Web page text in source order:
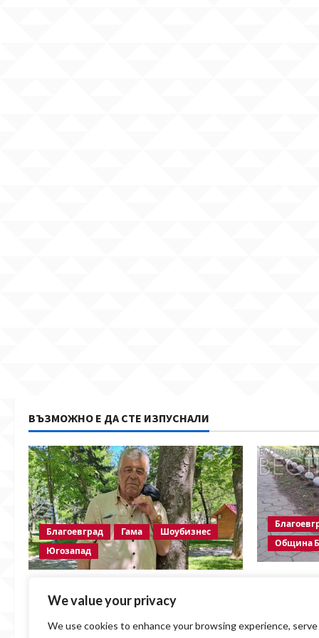
We value your privacy
We use cookies to enhance your browsing experience, serve
ВЪЗМОЖНО Е ДА СТЕ ИЗПУСНАЛИ
Благоевград Гама
Шоубизнес
Югозапад
Байрактарски-старши
BlagoevgradskiVESTI 07.08.2026
Община
Община